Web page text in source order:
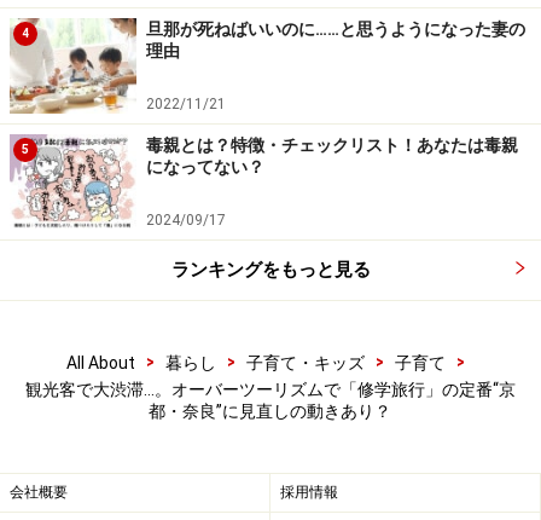
1次産業を目の当たりにすることはキャリア教育にもな
ります。また宿泊と体験を一緒にできるため、費用を抑
えやすいメリットもあります」（竹内さん）
東京ディズニーリゾートの教育的意義と
は？
東京ディズニーリゾートは、『教育旅行年報データブッ
ク2023』の見学先ランキングでも、中学校では8位、高
東京ディズニーリゾートにも、実は学びの要素がたくさ
ります。キャストから直接レクチャーを受けることがで
4
旦那が死ねばいいのに……と思うようになった妻の
理由
2022/11/21
5
毒親とは？特徴・チェックリスト！あなたは毒親
になってない？
2024/09/17
ランキングをもっと見る
All About > 暮らし > 子育て・キッズ > 子育て
>
観光客で大渋滞…。オーバーツーリズムで「修学旅行」の定番“京
都・奈良”に見直しの動きあり？
会社概要 採用情報